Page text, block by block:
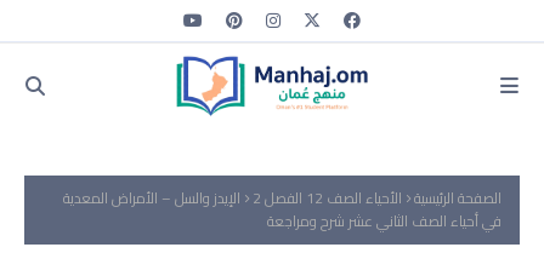
الصفحة الرئيسية الأحياء الصف 12 الفصل 2
الإيدز والسل – الأمراض المعدية
في أحياء الصف الثاني عشر شرح ومراجعة